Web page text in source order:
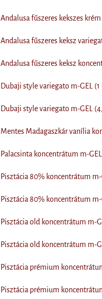
Andalusa fűszeres kekszes
Andalusa fűszeres keksz
Andalusa fűszeres keksz
Dubaji style variegato m-GEL (1
Dubaji style variegato m-GEL
Mentes Madagaszkár vanília
Palacsinta koncentrátum m-
Pisztácia 80% koncentrátum m-
Pisztácia 80% koncentrátum m-
Pisztácia old koncentrátum m-
Pisztácia old koncentrátum m-
Pisztácia prémium
Pisztácia prémium